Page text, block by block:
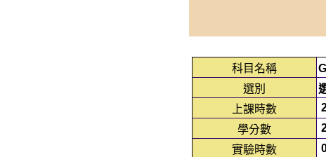
科目名稱
選別
上課時數
學分數
實驗時數